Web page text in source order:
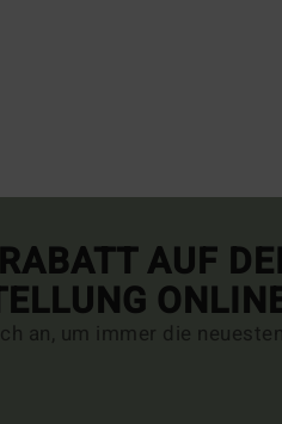
AUF
an, um immer die